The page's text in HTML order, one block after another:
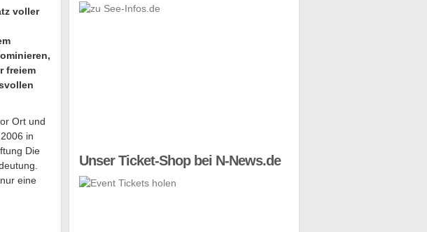
voller
freiem
Ort und
in
Die
eine
Unser Ticket-Shop bei N-News.de